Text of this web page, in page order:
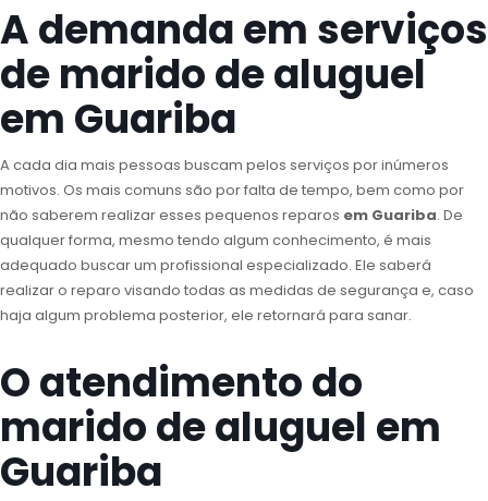
A demanda em serviços
de marido de aluguel
em Guariba
A cada dia mais pessoas buscam pelos serviços por inúmeros
motivos. Os mais comuns são por falta de tempo, bem como por
não saberem realizar esses pequenos reparos em Guariba. De
qualquer forma, mesmo tendo algum conhecimento, é mais
adequado buscar um profissional especializado. Ele saberá
realizar o reparo visando todas as medidas de segurança e, caso
haja algum problema posterior, ele retornará para sanar.
O atendimento do
marido de aluguel em
Guariba